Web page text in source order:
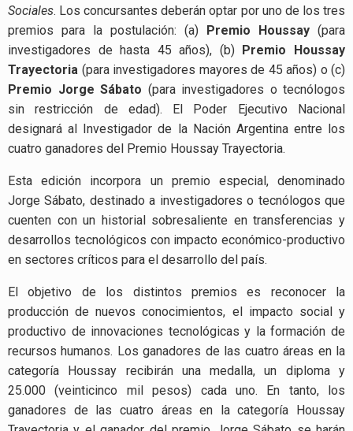
Sociales. Los concursantes deberán optar por uno de los tres
premios para la postulación: (a)
Premio Houssay (para
investigadores de hasta 45 años), (b)
Premio Houssay
Trayectoria (para investigadores mayores de 45 años) o (c)
Premio Jorge Sábato (para investigadores o tecnólogos
sin restricción de edad). El Poder Ejecutivo Nacional
designará al Investigador de la Nación Argentina entre los
cuatro ganadores del Premio Houssay Trayectoria.
Esta edición incorpora un premio especial, denominado
Jorge Sábato, destinado a investigadores o tecnólogos que
cuenten con un historial sobresaliente en transferencias y
desarrollos tecnológicos con impacto económico-productivo
en sectores críticos para el desarrollo del país.
El objetivo de los distintos premios es reconocer la
producción de nuevos conocimientos, el impacto social y
productivo de innovaciones tecnológicas y la formación de
recursos humanos. Los ganadores de las cuatro áreas en la
categoría Houssay recibirán una medalla, un diploma y
25.000 (veinticinco mil pesos) cada uno. En tanto, los
ganadores de las cuatro áreas en la categoría Houssay